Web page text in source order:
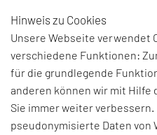
PRODUCTS
Hinweis zu Cookies
Unsere Webseite verwendet
verschiedene Funktionen:
für die grundlegende
anderen können wir mit Hilfe
Sie immer weiter
pseudonymisierte Daten von